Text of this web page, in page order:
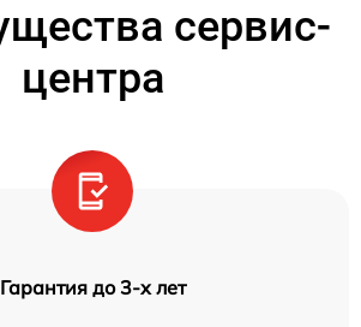
сервис-
центра
Гарантия до 3-х лет